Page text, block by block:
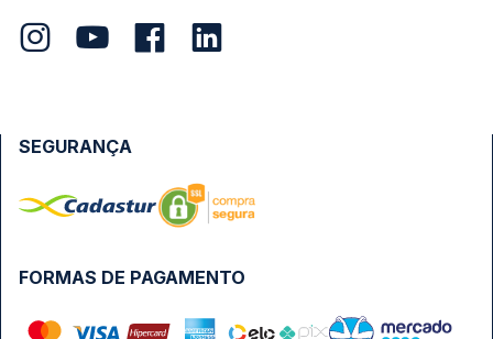
FORMAS DE PAGAMENTO
SEGURANÇA